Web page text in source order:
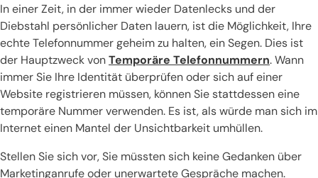
In einer Zeit, in der immer wieder Datenlecks und der
Diebstahl persönlicher Daten lauern, ist die Möglichkeit, Ihre
echte Telefonnummer geheim zu halten, ein Segen. Dies ist
der Hauptzweck vonTemporäre Telefonnummern. Wann
immer Sie Ihre Identität überprüfen oder sich auf einer
Website registrieren müssen, können Sie stattdessen eine
temporäre Nummer verwenden. Es ist, als würde man sich im
Internet einen Mantel der Unsichtbarkeit umhüllen.
Stellen Sie sich vor, Sie müssten sich keine Gedanken über
Marketinganrufe oder unerwartete Gespräche machen.